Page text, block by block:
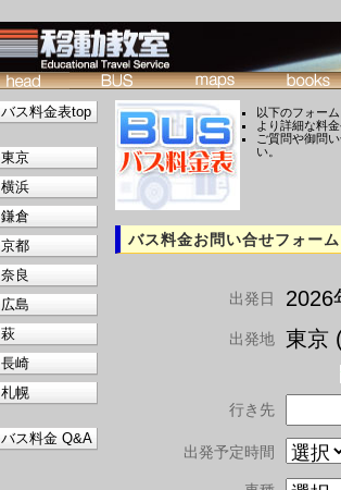
以下のフォー
より詳細な料
ご質問や御問
い。
バス料金お問い合せフォーム
出発日 2026
出発地 東京
行き先
出発予定時間
バス料金表top
東京
横浜
鎌倉
京都
奈良
広島
萩
長崎
札幌
バス料金 Q&A